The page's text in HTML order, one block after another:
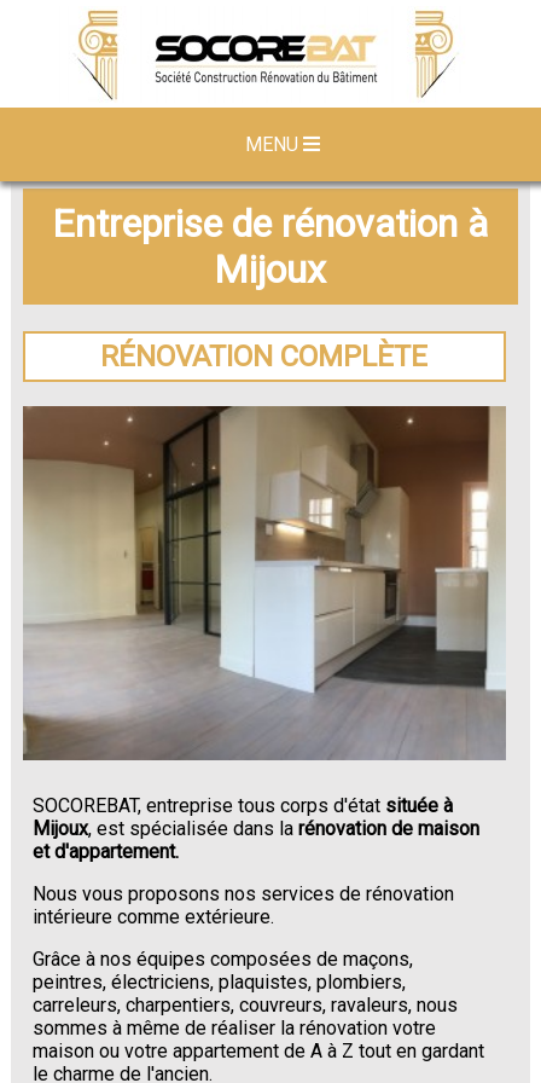
MENU
Entreprise de rénovation à
Mijoux
RÉNOVATION COMPLÈTE
SOCOREBAT, entreprise tous corps d'état située à
Mijoux, est spécialisée dans larénovation de maison
et d'appartement.
Nous vous proposons nos services de rénovation
intérieure comme extérieure.
Grâce à nos équipes composées de maçons,
peintres, électriciens, plaquistes, plombiers,
carreleurs, charpentiers, couvreurs, ravaleurs, nous
sommes à même de réaliser la rénovation votre
maison ou votre appartement de A à Z tout en gardant
le charme de l'ancien.